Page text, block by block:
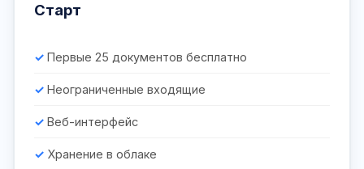
Старт
Первые 25 документов бесплатно
Неограниченные входящие
Веб-интерфейс
Хранение в облаке